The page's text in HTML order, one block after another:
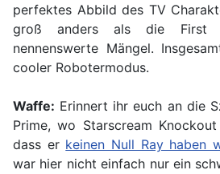
perfektes Abbild des TV
groß anders als die First
nennenswerte Mängel.
cooler Robotermodus.
Waffe: Erinnert ihr euch an die
Prime, wo Starscream
dass er keinen Null Ray haben
war hier nicht einfach nur ein